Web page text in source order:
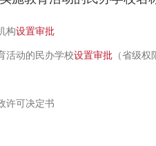
构设置审批
活动的民办学校设置审批 （省级权
许可决定书